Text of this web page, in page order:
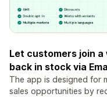
Let customers join
back in stock via
The app is designed for
sales opportunities by